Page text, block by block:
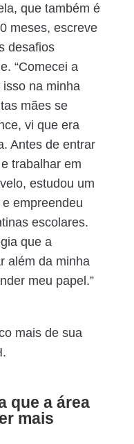
que também é
meses, escreve
desafios
“Comecei a
na minha
mães se
vi que era
Antes de entrar
trabalhar em
estudou um
empreendeu
escolares.
que a
além da minha
meu papel.”
mais de sua
que a área
mais